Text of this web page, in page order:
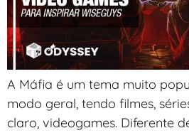
A Máfia é um tema muito
modo geral, tendo filmes,
claro, videogames. Diferente